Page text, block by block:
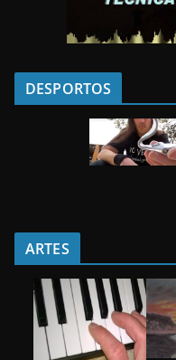
DESPORTOS
ARTES